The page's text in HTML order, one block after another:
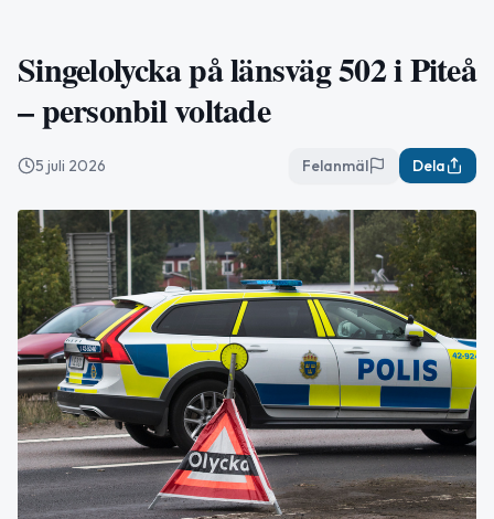
Singelolycka på länsväg 502 i Piteå
– personbil voltade
5 juli 2026 Felanmäl Dela